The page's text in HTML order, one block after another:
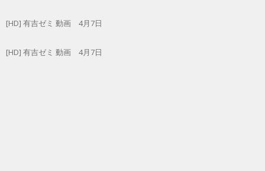
[HD] 有吉ゼミ 動画 4月7日
[HD] 有吉ゼミ 動画 4月7日